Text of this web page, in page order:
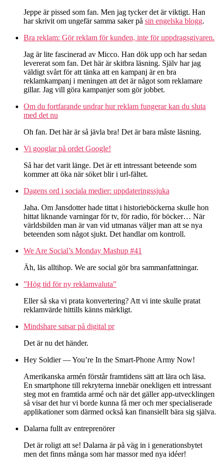
Jeppe är pissed som fan. Men jag tycker det är viktigt. Han
har skrivit om ungefär samma saker på sin engelska blogg.
Bra reklam: Gör reklam för kunden, inte för uppdragsgivaren.
Jag är lite fascinerad av Micco. Han dök upp och har sedan
levererat som fan. Det här är skitbra läsning. Själv har jag
väldigt svårt för att tänka att en kampanj är en bra
reklamkampanj i meningen att det är något som reklamare
gillar. Jag vill göra kampanjer som gör jobbet.
Om du fortfarande undrar hur reklam fungerar kan du sluta
med det nu
Oh fan. Det här är så jävla bra! Det är bara måste läsning.
Vi googlar på ordet Google!
Så har det varit länge. Det är ett intressant beteende som
kommer att öka när söket blir i url-fältet.
Dagens ord i sociala medier: uppdateringssjuka
Jaha. Om Jansdotter hade tittat i historieböckerna skulle hon
hittat liknande varningar för tv, för radio, för böcker… När
världsbilden man är van vid utmanas väljer man att se nya
beteenden som något sjukt. Det handlar om kontroll.
We Are Social’s Monday Mashup #41
Äh, läs alltihop. We are social gör bra sammanfattningar.
”Hög tid för ny reklamvaluta”
Eller så ska vi prata konvertering? Att vi inte skulle pratat
reklamvärde hittills känns märkligt.
Mindshare satsar på digital pr
Det är nu det händer.
Hey Soldier — You’re In the Smart-Phone Army Now!
Amerikanska armén förstår framtidens sätt att lära och läsa.
En smartphone till rekryterna innebär onekligen ett intressant
steg mot en framtida armé och när det gäller app-utvecklingen
så visar det hur vi borde kunna få mer och mer specialiserade
applikationer som därmed också kan finansiellt bära sig själva.
Dalarna fullt av entreprenörer
Det är roligt att se! Dalarna är på väg in i generationsbytet
men det finns många som har massor med nya idéer!